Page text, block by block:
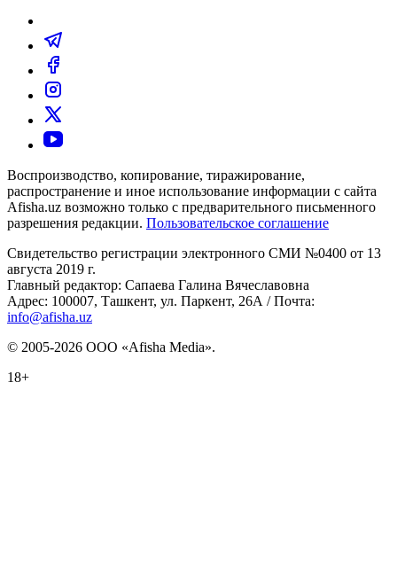
Воспроизводство, копирование, тиражирование,
распространение и иное использование информации с сайта
Afisha.uz возможно только с предварительного письменного
разрешения редакции. Пользовательское соглашение
Свидетельство регистрации электронного СМИ №0400 от 13
августа 2019 г.
Главный редактор: Сапаева Галина Вячеславовна
Адрес: 100007, Ташкент, ул. Паркент, 26А / Почта:
info@afisha.uz
© 2005-2026 ООО «Afisha Media».
18+